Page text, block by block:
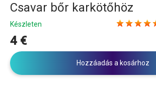
Csavar bőr karkötőhöz
Készleten
4 €
Hozzáadás a kosárhoz